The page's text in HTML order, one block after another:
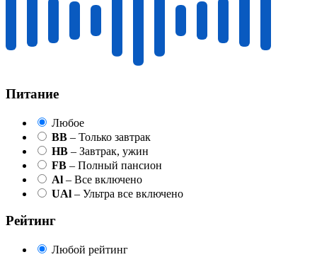
Питание
Любое
BB – Только завтрак
HB – Завтрак, ужин
FB – Полный пансион
Al – Все включено
UAl – Ультра все включено
Рейтинг
Любой рейтинг